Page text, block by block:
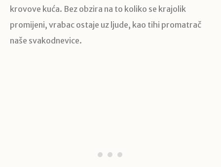
krovove kuća. Bez obzira na to koliko se krajolik
promijeni, vrabac ostaje uz ljude, kao tihi promatrač
naše svakodnevice.